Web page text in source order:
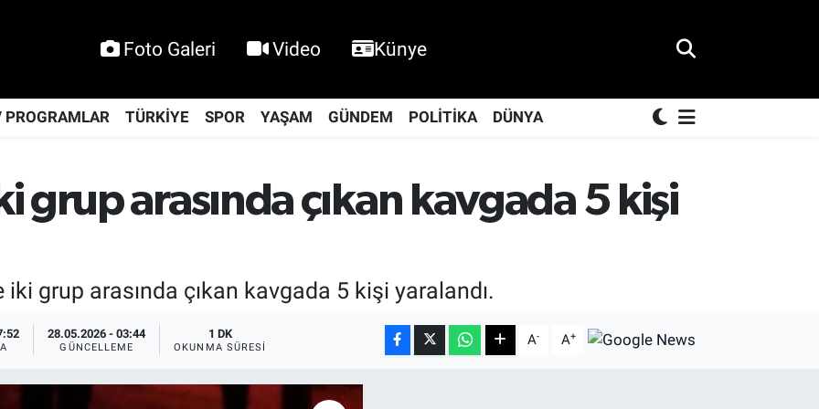
Foto Galeri Video Künye
PROGRAMLAR TÜRKİYE SPOR YAŞAM GÜNDEM POLİTİKA DÜNYA
grup arasında çıkan kavgada 5 kişi
iki grup arasında çıkan kavgada 5 kişi yaralandı.
28.05.2026 - 03:44
GÜNCELLEME
1 DK
OKUNMA SÜRESI A- A+